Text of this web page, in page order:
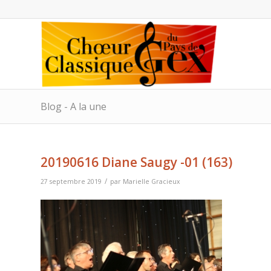
Blog - A la une
20190616 Diane Saugy -01 (163)
27 septembre 2019 / par Marielle Gracieux